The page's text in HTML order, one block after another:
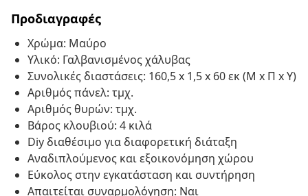
Προδιαγραφές
Χρώμα: Μαύρο
Υλικό: Γαλβανισμένος χάλυβας
Συνολικές διαστάσεις: 160,5 x 1,5 x 60 εκ (Μ x Π x Υ)
Αριθμός πάνελ: τμχ.
Αριθμός θυρών: τμχ.
Βάρος κλουβιού: 4 κιλά
Diy διαθέσιμο για διαφορετική διάταξη
Αναδιπλούμενος και εξοικονόμηση χώρου
Εύκολος στην εγκατάσταση και συντήρηση
Απαιτείται συναρμολόγηση: Ναι